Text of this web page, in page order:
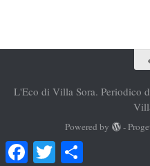
L'Eco di Villa Sora. Periodico
Powered by -
FacebookTwitter